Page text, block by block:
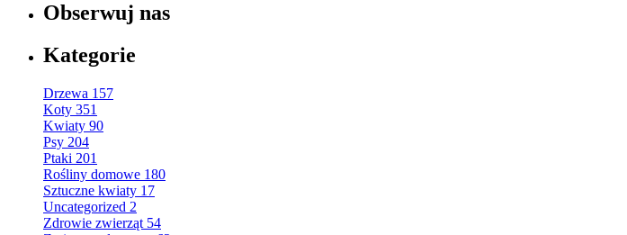
Obserwuj nas
Kategorie
Drzewa 157
Koty 351
Kwiaty 90
Psy 204
Ptaki 201
Rośliny domowe 180
Sztuczne kwiaty 17
Uncategorized 2
Zdrowie zwierząt 54